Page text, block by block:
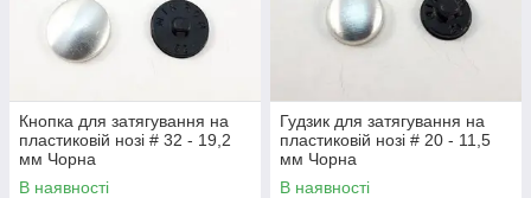
Кнопка для затягування на
пластиковій нозі # 32 - 19,2
мм Чорна
В наявності
Гудзик для затягування на
пластиковій нозі # 20 - 11,5
мм Чорна
В наявності